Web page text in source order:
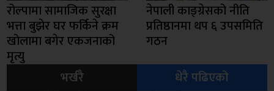
रोल्पामा सामाजिक सुरक्षा
भत्ता बुझेर घर फर्किने क्रम
खोलामा बगेर एकजनाको
मृत्यु
नेपाली काङ्ग्रेसको नीति
प्रतिष्ठानमा थप ६ उपसमिति
गठन
भर्खरै
धेरै पढिएको